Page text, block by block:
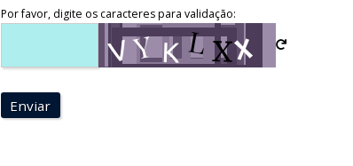
Por favor, digite os caracteres para validação:
Enviar